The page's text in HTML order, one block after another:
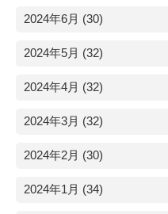
2024年6月 (30)
2024年5月 (32)
2024年4月 (32)
2024年3月 (32)
2024年2月 (30)
2024年1月 (34)